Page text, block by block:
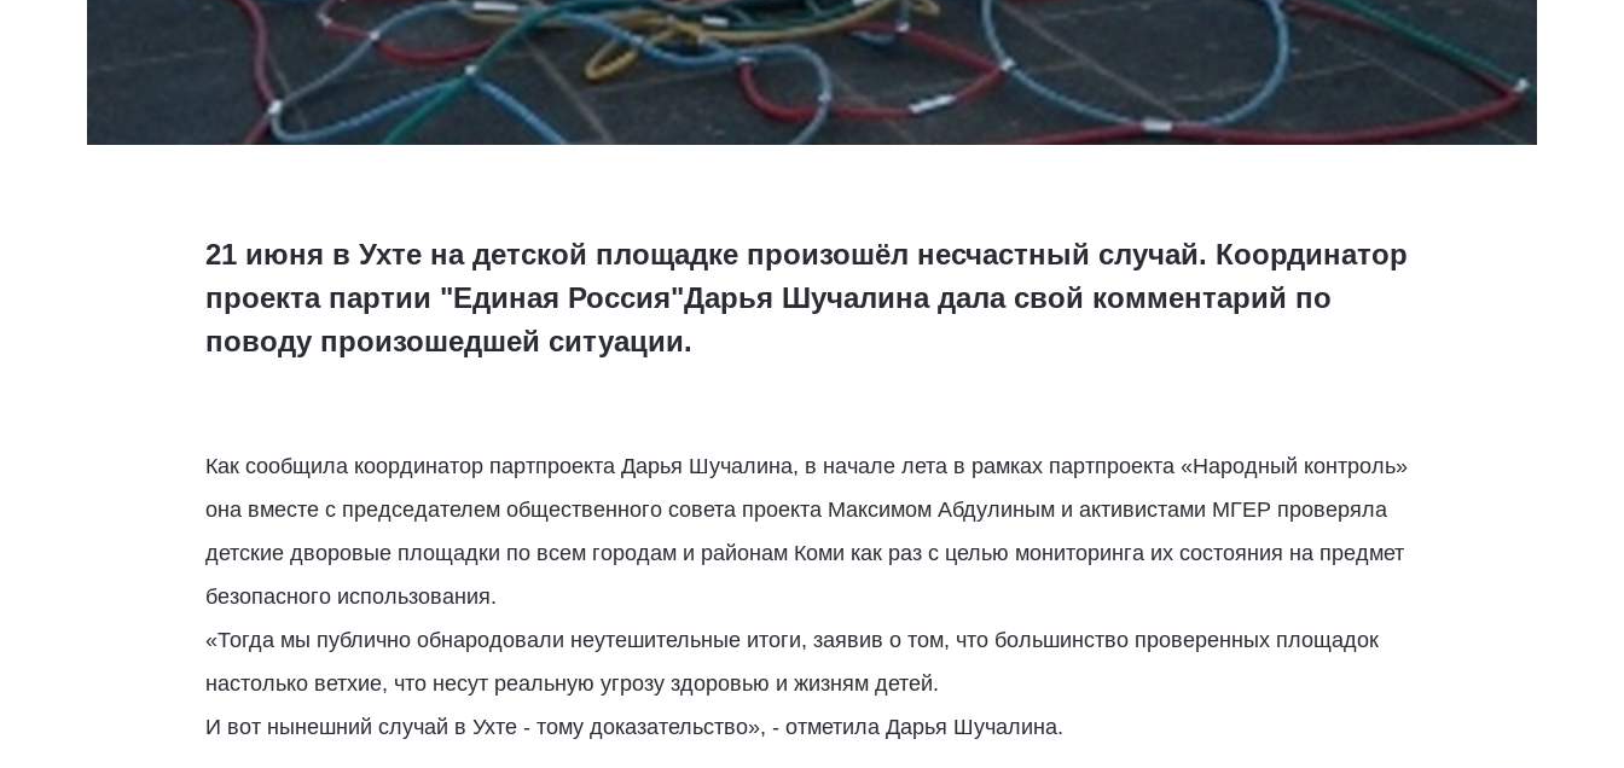
21 июня в Ухте на детской площадке произошёл несчастный случай. Координатор
проекта партии "Единая Россия"Дарья Шучалина дала свой комментарий по
поводу произошедшей ситуации.
Как сообщила координатор партпроекта Дарья Шучалина, в начале лета в рамках партпроекта «Народный контроль»
она вместе с председателем общественного совета проекта Максимом Абдулиным и активистами МГЕР проверяла
детские дворовые площадки по всем городам и районам Коми как раз с целью мониторинга их состояния на предмет
безопасного использования.
«Тогда мы публично обнародовали неутешительные итоги, заявив о том, что большинство проверенных площадок
настолько ветхие, что несут реальную угрозу здоровью и жизням детей.
И вот нынешний случай в Ухте - тому доказательство», - отметила Дарья Шучалина.